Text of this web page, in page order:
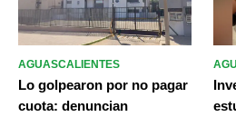
AGUASCALIENTES
Lo golpearon por no pagar
cuota: denuncian